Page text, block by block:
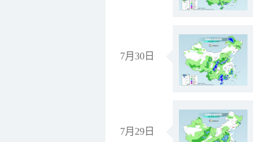
7月30日
7月29日